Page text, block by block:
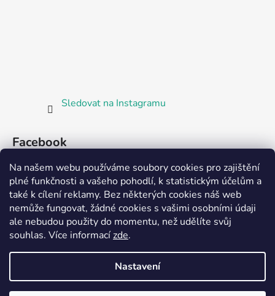
Na našem webu používáme soubory cookies pro zajištění
plné funkčnosti a vašeho pohodlí, k statistickým účelům a
také k cílení reklamy. Bez některých cookies náš web
nemůže fungovat, žádné cookies s vašimi osobními údaji
ale nebudou použity do momentu, než udělíte svůj
souhlas. Více informacízde.
Nastavení
Sledovat na Instagramu
Facebook
Partnerská prodejna Barefoot Plzeň